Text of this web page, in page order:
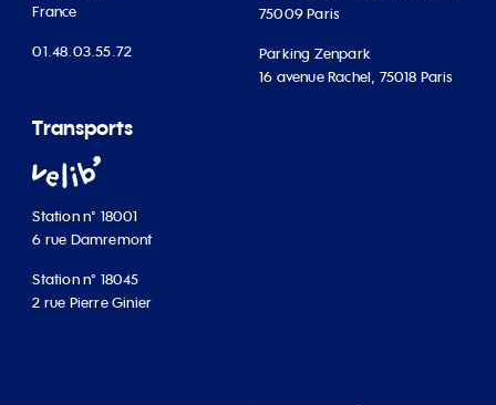
France
01.48.03.55.72
75009 Paris
Parking Zenpark
16 avenue Rachel, 75018 Paris
Transports
Station n° 18001
6 rue Damremont
Station n° 18045
2 rue Pierre Ginier